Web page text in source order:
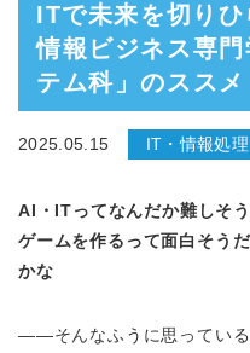
ITで未来を切りひ
情報ビジネス専
テム科」のススメ
2025.05.15 IT・情報処理
AI・ITってなんだか難しそう
ゲームを作るって面白そう
かな
——そんなふうに思っている